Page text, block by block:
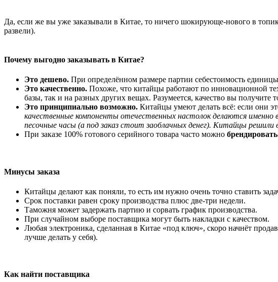
Да, если же вы уже заказывали в Китае, то ничего шокирующе-нового в
развели).
Почему выгодно заказывать в Китае?
Это дешево. При определённом размере партии себестоимость
Это качественно. Похоже, что китайцы работают по инновационной
базы, так и на разных других вещах. Разумеется, качество вы
Это принципиально возможно. Китайцы умеют делать всё: если они
качественные компоненты отечественных настолок делаются именно
песочные часы (а под заказ стоит заоблачных денег). Китайцы
При заказе 100% готового серийного товара часто можно брендировать
Минусы заказа
Китайцы делают как поняли, то есть им нужно очень точно ставить
Срок поставки равен сроку производства плюс две-три недели.
Таможня может задержать партию и сорвать график производства.
При случайном выборе поставщика могут быть накладки с качеством.
Любая электроника, сделанная в Китае «под ключ», скоро начнёт
лучше делать у себя).
Как найти поставщика